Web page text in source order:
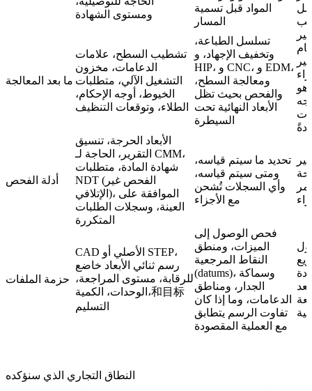
ومستوى الشهادة
المواد قبل تسمية
المسار
ما بعد المعالجة
تشطيب السطح، علامات
الدعامات، مخزون
التشغيل الآلي، متطلبات
الخيوط، أوجه الإحكام،
الطلاء، وتوقعات التنظيف
تسلسل الطباعة،
وتخفيف الإجهاد، و
HIP، و CNC، و EDM،
ومعالجة السطح،
والفحص بحيث تظل
الأبعاد النهائية تحت
السيطرة
أدلة الفحص
الأبعاد الحرجة، تنسيق
التقرير، الحاجة لـ CMM،
شهادة المادة، متطلبات
NDT (الفحص غير
الإتلافي)، الموافقة على
العينة، وسجلات الطلبات
المتكررة
تحديد ما سيتم قياسه،
ومتى سيتم قياسه،
وأي السجلات تُشحن
مع الأجزاء
حزمة الملفات
CAD الأصلي أو STEP،
رسم ثنائي الأبعاد خاضع
للرقابة، مستوى المراجعة،
الوحدات، الكمية،和目标
التسليم
فحص الوصول إلى
الميزات، ومنطق
النقاط المرجعية
(datums)، وسماكة
الجدار، ومناطق
الدعامات، وما إذا كان
تفاوت الرسم يتطابق
مع العملية المقصودة
النطاق التجاري الذي سنؤكده